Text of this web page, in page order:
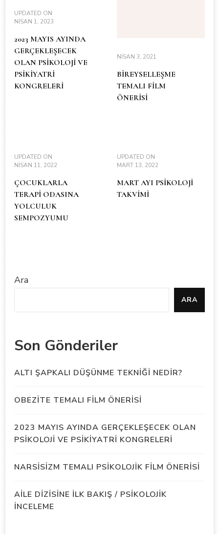
UPDATED ON
NISAN 1, 2023
2023 MAYIS AYINDA
GERÇEKLEŞECEK
OLAN PSİKOLOJİ VE
PSİKİYATRİ
KONGRELERİ
NISAN 3, 2021
BİREYSELLEŞME
TEMALI FİLM
ÖNERİSİ
UPDATED ON
NISAN 11, 2022
ÇOCUKLARLA
TERAPİ ODASINA
YOLCULUK
SEMPOZYUMU
UPDATED ON
MART 13, 2022
MART AYI PSİKOLOJİ
TAKVİMİ
Ara
ARA
Son Gönderiler
ALTI ŞAPKALI DÜŞÜNME TEKNİĞİ NEDİR?
OBEZİTE TEMALI FİLM ÖNERİSİ
2023 MAYIS AYINDA GERÇEKLEŞECEK OLAN
PSİKOLOJİ VE PSİKİYATRİ KONGRELERİ
NARSİSİZM TEMALI PSİKOLOJİK FİLM ÖNERİSİ
AİLE DİZİSİNE İLK BAKIŞ / PSİKOLOJİK
İNCELEME